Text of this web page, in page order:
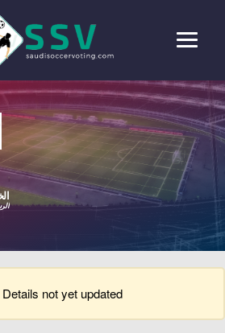
not yet updated